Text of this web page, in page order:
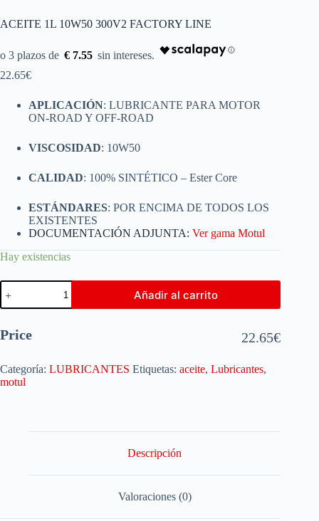
ACEITE 1L 10W50 300V2 FACTORY LINE
€ 7.55
22.65€
APLICACIÓN: LUBRICANTE PARA MOTOR
ON-ROAD Y OFF-ROAD
VISCOSIDAD: 10W50
CALIDAD: 100% SINTÉTICO – Ester Core
ESTÁNDARES: POR ENCIMA DE TODOS LOS
EXISTENTES
DOCUMENTACIÓN ADJUNTA: Ver gama Motul
Hay existencias
Añadir al carrito
Price 22.65€
Categoría: LUBRICANTES Etiquetas: aceite, Lubricantes,
motul
Descripción
Valoraciones (0)